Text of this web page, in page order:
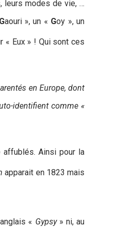
leurs modes de vie, …
Gaouri », un « Goy », un
« Eux » ! Qui sont ces
en Europe, dont
identifient comme «
Ainsi pour la
apparait en 1823 mais
« Gypsy» ni, au